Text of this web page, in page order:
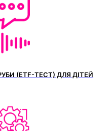
(ETF-ТЕСТ) ДЛЯ ДІТЕЙ